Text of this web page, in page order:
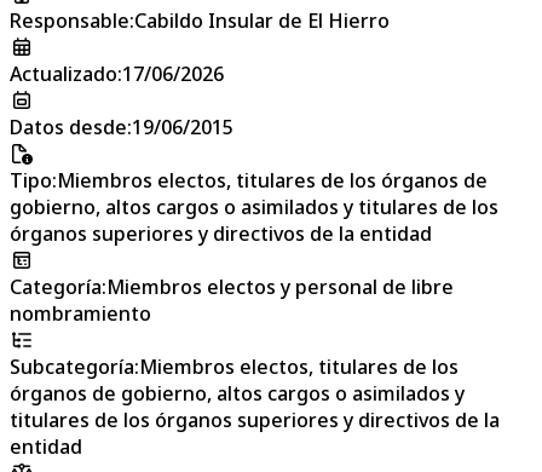
Responsable:Cabildo Insular de El Hierro
Actualizado:17/06/2026
Datos desde:19/06/2015
Tipo:Miembros electos, titulares de los órganos de
gobierno, altos cargos o asimilados y titulares de los
órganos superiores y directivos de la entidad
Categoría:Miembros electos y personal de libre
nombramiento
Subcategoría:Miembros electos, titulares de los
órganos de gobierno, altos cargos o asimilados y
titulares de los órganos superiores y directivos de la
entidad